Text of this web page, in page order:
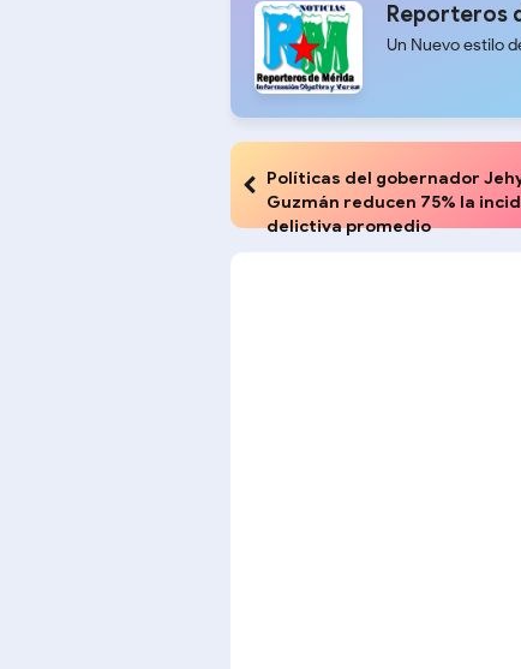
Reporteros
Un Nuevo estilo
Políticas del gobernador
Guzmán reducen 75% la
delictiva promedio